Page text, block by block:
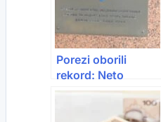
Porezi oborili
rekord: Neto
raspodjela skoro 10